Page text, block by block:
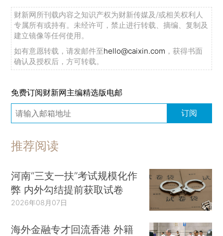
财新网所刊载内容之知识产权为财新传媒及/或相关权利人
专属所有或持有。未经许可，禁止进行转载、摘编、复制及
建立镜像等任何使用。
如有意愿转载，请发邮件至hello@caixin.com ，获得书面
确认及授权后，方可转载。
免费订阅财新网主编精选版电邮
订阅
推荐阅读
河南“三支一扶”考试规模化作
弊 内外勾结提前获取试卷
2026年08月07日
海外金融专才回流香港 外籍